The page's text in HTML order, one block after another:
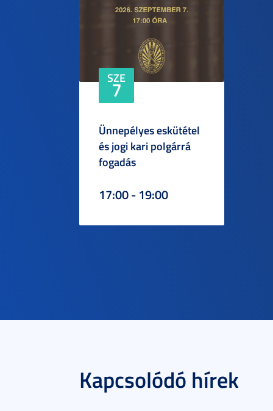
SZE
7
Ünnepélyes eskütétel
és jogi kari polgárrá
fogadás
17:00 - 19:00
Kapcsolódó hírek